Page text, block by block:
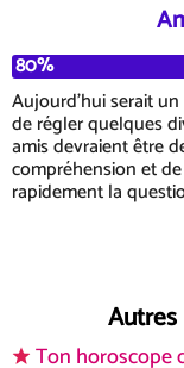
80%
Aujourd'hui serait
de régler quelques
amis devraient être
compréhension et
rapidement la
Ton horoscope